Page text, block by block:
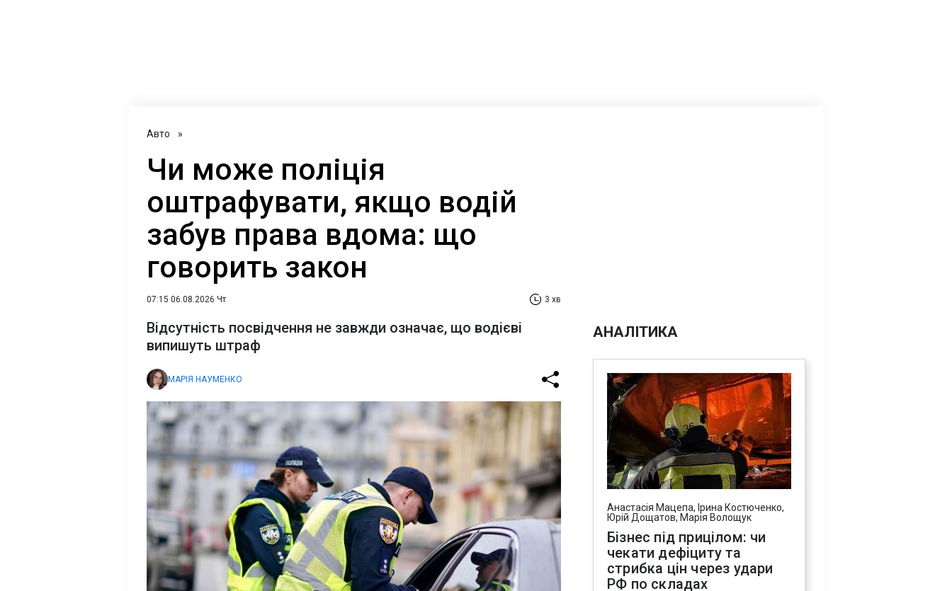
Авто »
Чи може поліція
оштрафувати, якщо водій
забув права вдома: що
говорить закон
07:15 06.08.2026 Чт 3 хв
Відсутність посвідчення не завжди означає, що водієві
випишуть штраф
МАРІЯ НАУМЕНКО
АНАЛІТИКА
Анастасія Мацепа, Ірина Костюченко,
Юрій Дощатов, Марія Волощук
Бізнес під прицілом: чи
чекати дефіциту та
стрибка цін через удари
РФ по складах